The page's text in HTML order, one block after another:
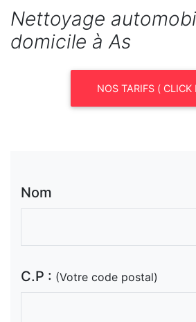
Nettoyage
domicile à As
NOS TARIFS ( CLICK
Nom
C.P : (Votre code postal)